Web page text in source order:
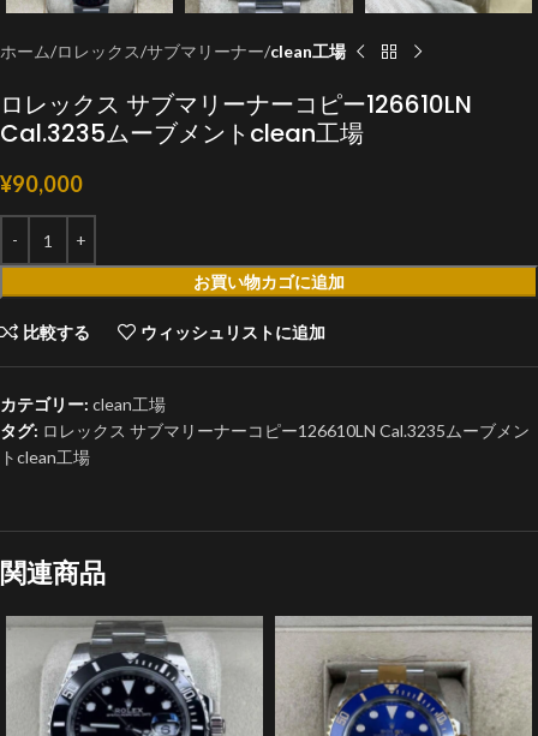
ホーム ロレックス サブマリーナー clean工場
ロレックス サブマリーナーコピー126610LN
Cal.3235ムーブメントclean工場
¥90,000
お買い物カゴに追加
比較する ウィッシュリストに追加
カテゴリー: clean工場
タグ: ロレックス サブマリーナーコピー126610LN Cal.3235ムーブメン
トclean工場
関連商品